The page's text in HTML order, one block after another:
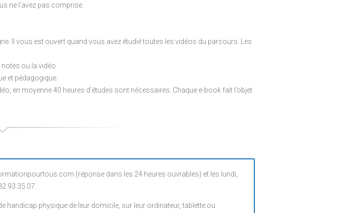
ne l’avez pas comprise.
Il vous est ouvert quand vous avez étudié toutes les vidéos du parcours. Les
ou la vidéo.
et pédagogique.
en moyenne 40 heures d’études sont nécessaires. Chaque e-book fait l’objet
(réponse dans les 24 heures ouvrables) et les lundi,
physique de leur domicile, sur leur ordinateur, tablette ou